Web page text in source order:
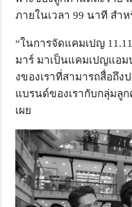
ภายในเวลา 99 นาที สำ
“ในการจัดแคมเปญ 11.11
มาร์ มาเป็นแคมเปญแอม
งของเราที่สามารถสื่อถึง
แบรนด์ของเรากับกลุ่มลูก
เผย